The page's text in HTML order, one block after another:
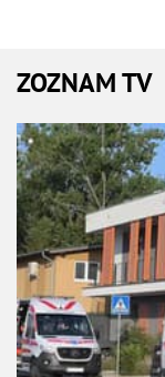
ZOZNAM TV